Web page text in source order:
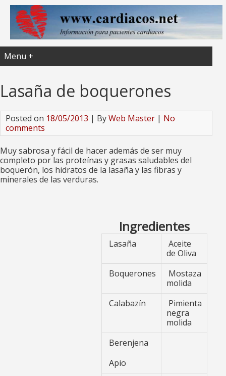
Menu +
Lasaña de boquerones
Posted on 18/05/2013 | ByWeb Master | No
comments
Muy sabrosa y fácil de hacer además de ser muy
completo por las proteínas y grasas saludables del
boquerón, los hidratos de la lasaña y las fibras y
minerales de las verduras.
Ingredientes
Lasaña
Aceite
de Oliva
Boquerones
Mostaza
molida
Calabazín
Pimienta
negra
molida
Berenjena
Apio